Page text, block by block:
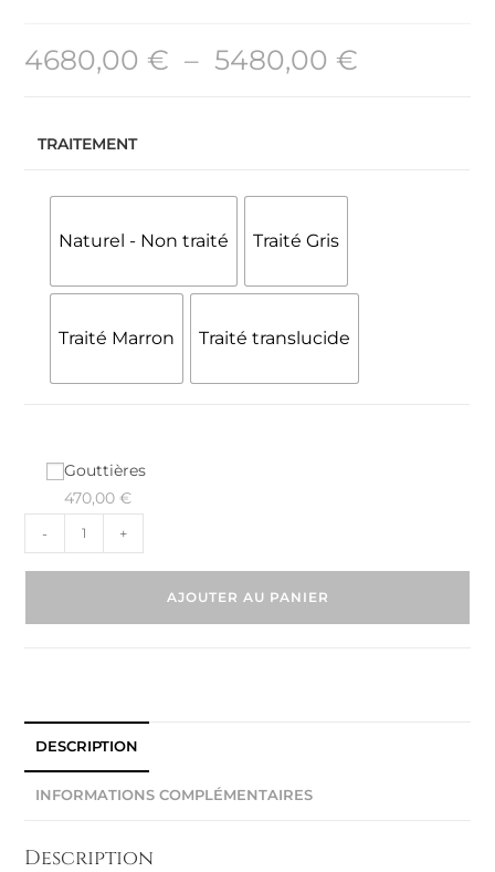
4680,00 € – 5480,00 €
TRAITEMENT
Naturel - Non traité Traité Gris
Traité Marron Traité translucide
Gouttières
470,00 €
- +
AJOUTER AU PANIER
DESCRIPTION
INFORMATIONS COMPLÉMENTAIRES
Description